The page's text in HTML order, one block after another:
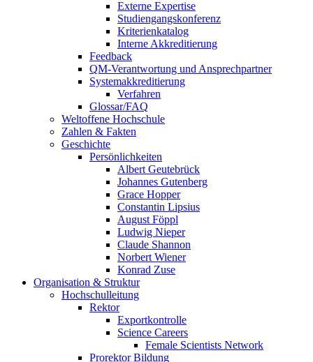
Externe Expertise
Studiengangskonferenz
Kriterienkatalog
Interne Akkreditierung
Feedback
QM-Verantwortung und Ansprechpartner
Systemakkreditierung
Verfahren
Glossar/FAQ
Weltoffene Hochschule
Zahlen & Fakten
Geschichte
Persönlichkeiten
Albert Geutebrück
Johannes Gutenberg
Grace Hopper
Constantin Lipsius
August Föppl
Ludwig Nieper
Claude Shannon
Norbert Wiener
Konrad Zuse
Organisation & Struktur
Hochschulleitung
Rektor
Exportkontrolle
Science Careers
Female Scientists Network
Prorektor Bildung